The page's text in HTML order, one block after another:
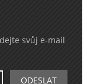
svůj e-mail